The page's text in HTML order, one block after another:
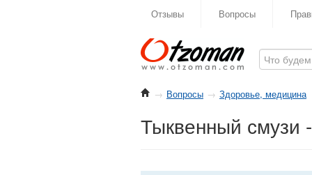
Отзывы Вопросы
→ Вопросы → Здоровье, медицина
Тыквенный смузи